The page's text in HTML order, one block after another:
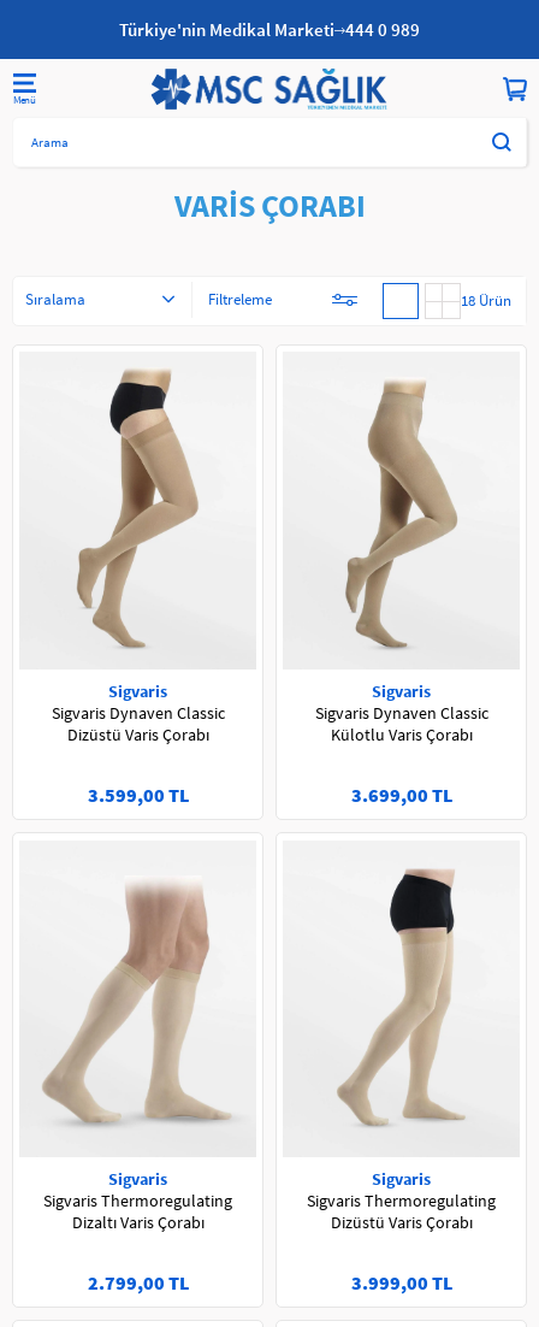
Türkiye'nin Medikal Marketi 444 0 989
VARİS ÇORABI
Filtreleme
Sıralama 18 Ürün
Sigvaris
Sigvaris Dynaven Classic
Dizüstü Varis Çorabı
3.599,00 TL
Sigvaris
Sigvaris Dynaven Classic
Külotlu Varis Çorabı
3.699,00 TL
Sigvaris
Sigvaris Thermoregulating
Dizaltı Varis Çorabı
2.799,00 TL
Sigvaris
Sigvaris Thermoregulating
Dizüstü Varis Çorabı
3.999,00 TL